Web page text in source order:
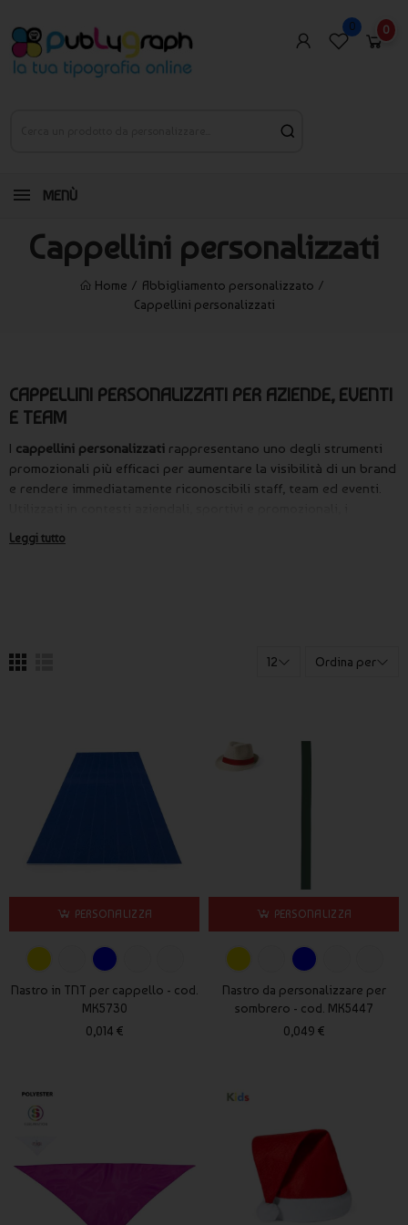
0 0
MENÙ
Cappellini personalizzati
Home
Abbigliamento personalizzato
Cappellini personalizzati
CAPPELLINI PERSONALIZZATI PER AZIENDE, EVENTI
E TEAM
I cappellini personalizzati rappresentano uno degli strumenti
promozionali più efficaci per aumentare la visibilità di un brand
e rendere immediatamente riconoscibili staff, team ed eventi.
versatile e ad alto impatto visivo.
personalizzato
questi accessori rappresentano uno degli
Cappellini promozionali per eventi e fiere
cappellini promozionali
aziendali e attività di marketing territoriale. Grazie alla
personalizzazione con logo aziendale permettono di aumentare
la riconoscibilità del marchio e creare un forte impatto visivo
durante eventi e campagne pubblicitarie.
Distribuire cappellini personalizzati durante una
manifestazione consente inoltre di trasformare ogni
partecipante in un veicolo promozionale itinerante.
Soluzioni economiche per grandi
quantità
Per campagne promozionali su larga scala è possibile scegliere
marketing.
Questa soluzione consente di mantenere un ottimo rapporto
qualità-prezzo senza rinunciare alla visibilità del brand.
Cappellini personalizzati per lavoro e
Leggi tutto
12 Ordina per
PERSONALIZZA
Nastro in TNT per cappello - cod.
MK5730
0,014 €
PERSONALIZZA
Nastro da personalizzare per
sombrero - cod. MK5447
0,049 €